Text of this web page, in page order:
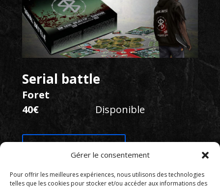
Gérer le consentement
Pour offrir les meilleures expériences, nous utilisons des technologies
telles que les cookies pour stocker et/ou accéder aux informations des
Serial battle
Foret
40€
Disponible
Ajouter au panier